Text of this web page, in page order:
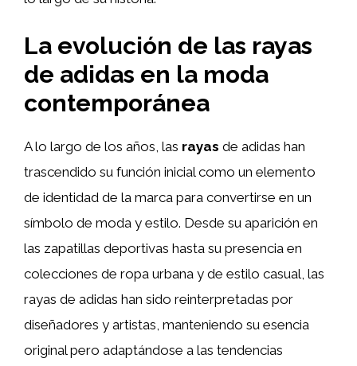
La evolución de las rayas
de adidas en la moda
contemporánea
A lo largo de los años, las rayas de adidas han
trascendido su función inicial como un elemento
de identidad de la marca para convertirse en un
símbolo de moda y estilo. Desde su aparición en
las zapatillas deportivas hasta su presencia en
colecciones de ropa urbana y de estilo casual, las
rayas de adidas han sido reinterpretadas por
diseñadores y artistas, manteniendo su esencia
original pero adaptándose a las tendencias